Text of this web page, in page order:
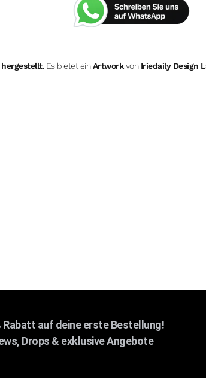
hergestellt. Es bietet einArtworkvon Iriedaily Design
Rabatt auf deine erste Bestellung!
Drops & exklusive Angebote